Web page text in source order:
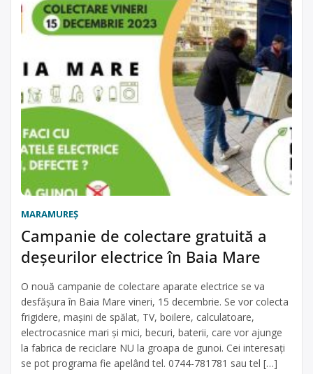
MARAMUREŞ
Campanie de colectare gratuită a
deșeurilor electrice în Baia Mare
O nouă campanie de colectare aparate electrice se va
desfăşura în Baia Mare vineri, 15 decembrie. Se vor colecta
frigidere, mașini de spălat, TV, boilere, calculatoare,
electrocasnice mari și mici, becuri, baterii, care vor ajunge
la fabrica de reciclare NU la groapa de gunoi. Cei interesaţi
se pot programa fie apelând tel. 0744-781781 sau tel […]